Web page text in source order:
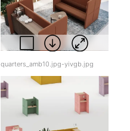
quarters_amb10.jpg-yivgb.jpg